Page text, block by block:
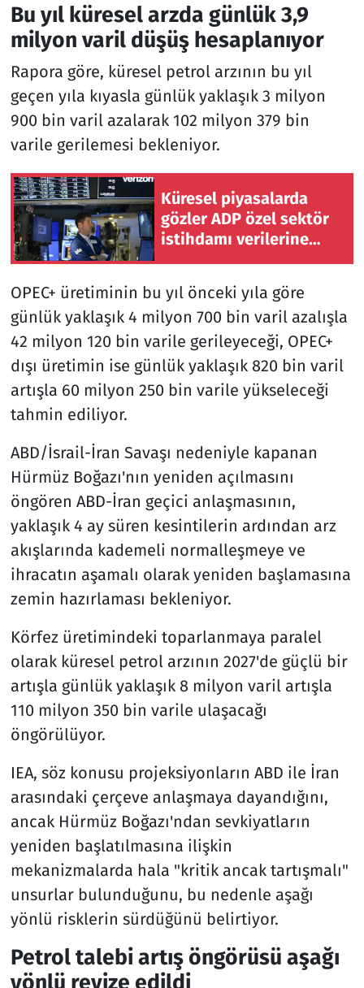
Bu yıl küresel arzda günlük 3,9
milyon varil düşüş hesaplanıyor
Rapora göre, küresel petrol arzının bu yıl
geçen yıla kıyasla günlük yaklaşık 3 milyon
900 bin varil azalarak 102 milyon 379 bin
varile gerilemesi bekleniyor.
Küresel piyasalarda
gözler ADP özel sektör
istihdamı verilerine
OPEC+ üretiminin bu yıl önceki yıla göre
günlük yaklaşık 4 milyon 700 bin varil azalışla
42 milyon 120 bin varile gerileyeceği, OPEC+
dışı üretimin ise günlük yaklaşık 820 bin varil
artışla 60 milyon 250 bin varile yükseleceği
tahmin ediliyor.
ABD/İsrail-İran Savaşı nedeniyle kapanan
Hürmüz Boğazı'nın yeniden açılmasını
öngören ABD-İran geçici anlaşmasının,
yaklaşık 4 ay süren kesintilerin ardından arz
akışlarında kademeli normalleşmeye ve
ihracatın aşamalı olarak yeniden başlamasına
zemin hazırlaması bekleniyor.
Körfez üretimindeki toparlanmaya paralel
olarak küresel petrol arzının 2027'de güçlü bir
artışla günlük yaklaşık 8 milyon varil artışla
110 milyon 350 bin varile ulaşacağı
öngörülüyor.
IEA, söz konusu projeksiyonların ABD ile İran
arasındaki çerçeve anlaşmaya dayandığını,
ancak Hürmüz Boğazı'ndan sevkiyatların
yeniden başlatılmasına ilişkin
mekanizmalarda hala "kritik ancak tartışmalı"
unsurlar bulunduğunu, bu nedenle aşağı
yönlü risklerin sürdüğünü belirtiyor.
Petrol talebi artış öngörüsü aşağı
yönlü revize edildi